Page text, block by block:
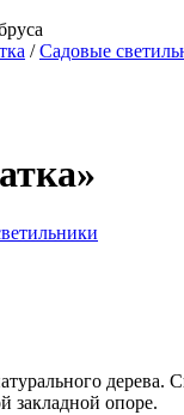
/Садовые
дерева.
закладной опоре.